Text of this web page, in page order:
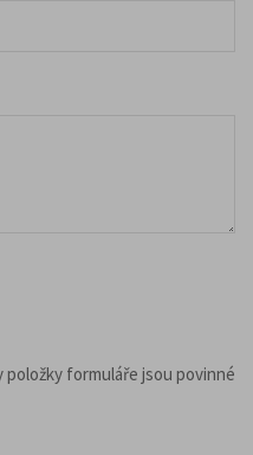
položky formuláře jsou povinné